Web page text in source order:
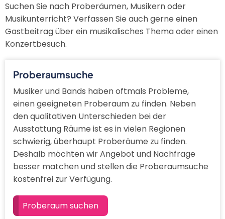
Suchen Sie nach Proberäumen, Musikern oder
Musikunterricht? Verfassen Sie auch gerne einen
Gastbeitrag über ein musikalisches Thema oder einen
Konzertbesuch.
Proberaumsuche
Musiker und Bands haben oftmals Probleme,
einen geeigneten Proberaum zu finden. Neben
den qualitativen Unterschieden bei der
Ausstattung Räume ist es in vielen Regionen
schwierig, überhaupt Proberäume zu finden.
Deshalb möchten wir Angebot und Nachfrage
besser matchen und stellen die Proberaumsuche
kostenfrei zur Verfügung.
Proberaum suchen